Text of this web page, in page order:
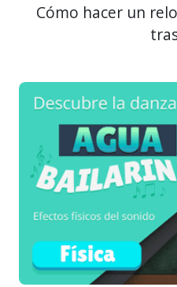
Cómo hacer un